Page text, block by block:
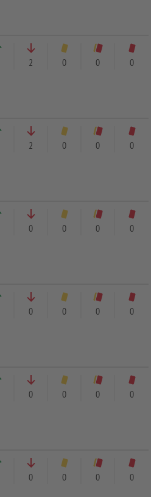
2 0 0 0
2 0 0 0
0 0 0 0
0 0 0 0
0 0 0 0
0 0 0 0